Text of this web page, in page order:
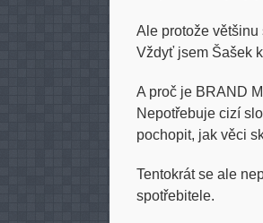
Ale protože většinu
Vždyť jsem Šašek
A proč je BRAND
Nepotřebuje cizí
pochopit, jak věci
Tentokrát se ale
spotřebitele.